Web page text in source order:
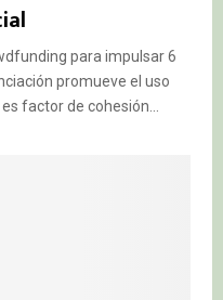
para impulsar 6
promueve el uso
factor de cohesión...